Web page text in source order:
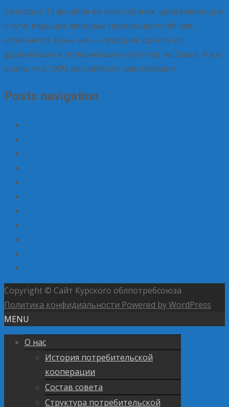
Ежегодно 15 декабря во всех странах, удерживающих
статус ведущих мировых производителей чая,
отмечается День чая — праздник одного из
древнейших и полезнейших напитков на Земле. А вы
знали, что 100% российского чая собирают
Posts navigation
…
…
Copyright © Сайт Курского облпотребсоюза
Политика конфидиальности Powered by WordPress
MENU
О нас
История потребительской
кооперации
Состав совета
Структура потребительской